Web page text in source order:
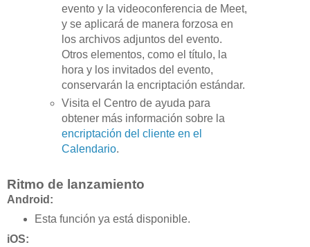
evento y la videoconferencia de Meet,
y se aplicará de manera forzosa en
los archivos adjuntos del evento.
Otros elementos, como el título, la
hora y los invitados del evento,
conservarán la encriptación estándar.
Visita el Centro de ayuda para
obtener más información sobre la
encriptación del cliente en el
Calendario.
Ritmo de lanzamiento
Android:
Esta función ya está disponible.
iOS: